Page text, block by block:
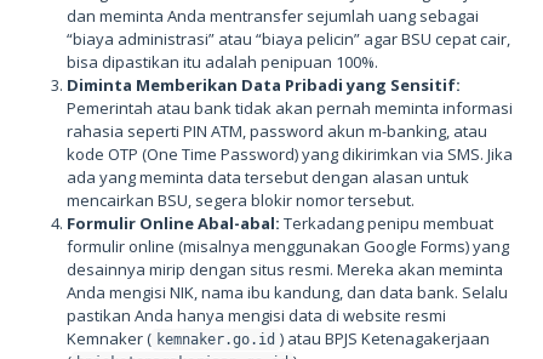
dan meminta Anda mentransfer sejumlah uang sebagai
“biaya administrasi” atau “biaya pelicin” agar BSU cepat cair,
bisa dipastikan itu adalah penipuan 100%.
Diminta Memberikan Data Pribadi yang Sensitif:
Pemerintah atau bank tidak akan pernah meminta informasi
rahasia seperti PIN ATM, password akun m-banking, atau
kode OTP (One Time Password) yang dikirimkan via SMS. Jika
ada yang meminta data tersebut dengan alasan untuk
mencairkan BSU, segera blokir nomor tersebut.
Formulir Online Abal-abal: Terkadang penipu membuat
formulir online (misalnya menggunakan Google Forms) yang
desainnya mirip dengan situs resmi. Mereka akan meminta
Anda mengisi NIK, nama ibu kandung, dan data bank. Selalu
pastikan Anda hanya mengisi data di website resmi
Kemnaker ( kemnaker.go.id ) atau BPJS Ketenagakerjaan